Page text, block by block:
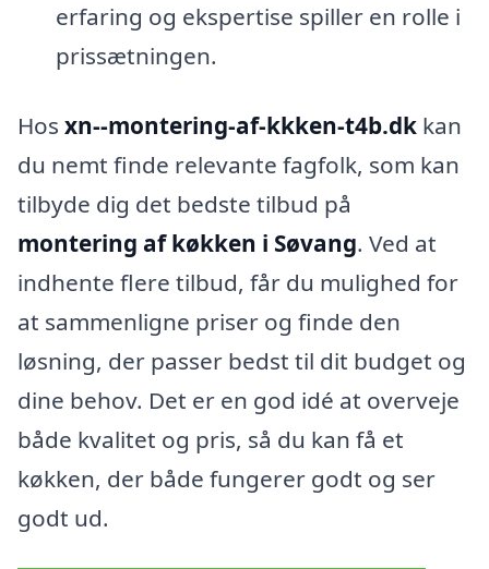
erfaring og ekspertise spiller en rolle i
prissætningen.
Hos xn--montering-af-kkken-t4b.dk kan
du nemt finde relevante fagfolk, som kan
tilbyde dig det bedste tilbud på
montering af køkken i Søvang. Ved at
indhente flere tilbud, får du mulighed for
at sammenligne priser og finde den
løsning, der passer bedst til dit budget og
dine behov. Det er en god idé at overveje
både kvalitet og pris, så du kan få et
køkken, der både fungerer godt og ser
godt ud.